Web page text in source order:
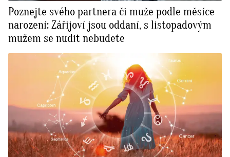
Poznejte svého partnera či muže podle měsíce
narození: Zářijoví jsou oddaní, s listopadovým
mužem se nudit nebudete